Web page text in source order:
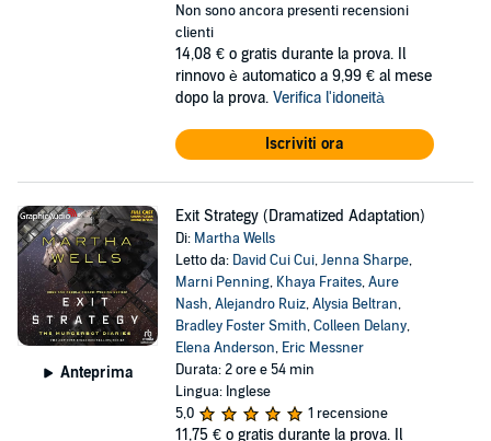
Non sono ancora presenti recensioni
clienti
14,08 € o gratis durante la prova. Il
rinnovo è automatico a 9,99 € al mese
dopo la prova. Verifica l'idoneità
Iscriviti ora
Anteprima
Exit Strategy (Dramatized Adaptation)
Di: Martha Wells
Letto da: David Cui Cui,Jenna Sharpe,
Marni Penning, Khaya Fraites,Aure
Nash,Alejandro Ruiz,Alysia Beltran,
Bradley Foster Smith,Colleen Delany,
Elena Anderson, Eric Messner
Durata: 2 ore e 54 min
Lingua: Inglese
5,0
1 recensione
11,75 € o gratis durante la prova. Il